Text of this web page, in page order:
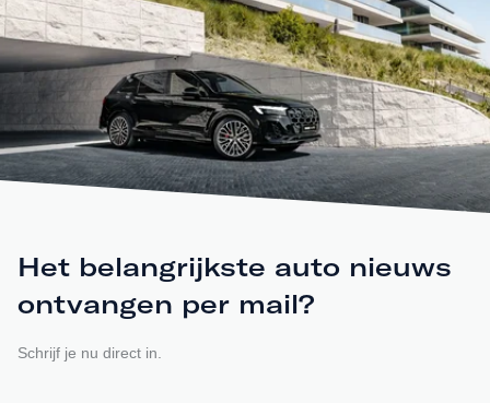
Het belangrijkste auto nieuws
ontvangen per mail?
Schrijf je nu direct in.